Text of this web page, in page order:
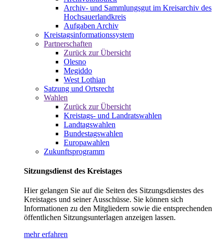
Archiv- und Sammlungsgut im Kreisarchiv des
Hochsauerlandkreis
Aufgaben Archiv
Kreistagsinformationssystem
Partnerschaften
Zurück zur Übersicht
Olesno
Megiddo
West Lothian
Satzung und Ortsrecht
Wahlen
Zurück zur Übersicht
Kreistags- und Landratswahlen
Landtagswahlen
Bundestagswahlen
Europawahlen
Zukunftsprogramm
Sitzungsdienst des Kreistages
Hier gelangen Sie auf die Seiten des Sitzungsdienstes des
Kreistages und seiner Ausschüsse. Sie können sich
Informationen zu den Mitgliedern sowie die entsprechenden
öffentlichen Sitzungsunterlagen anzeigen lassen.
mehr erfahren